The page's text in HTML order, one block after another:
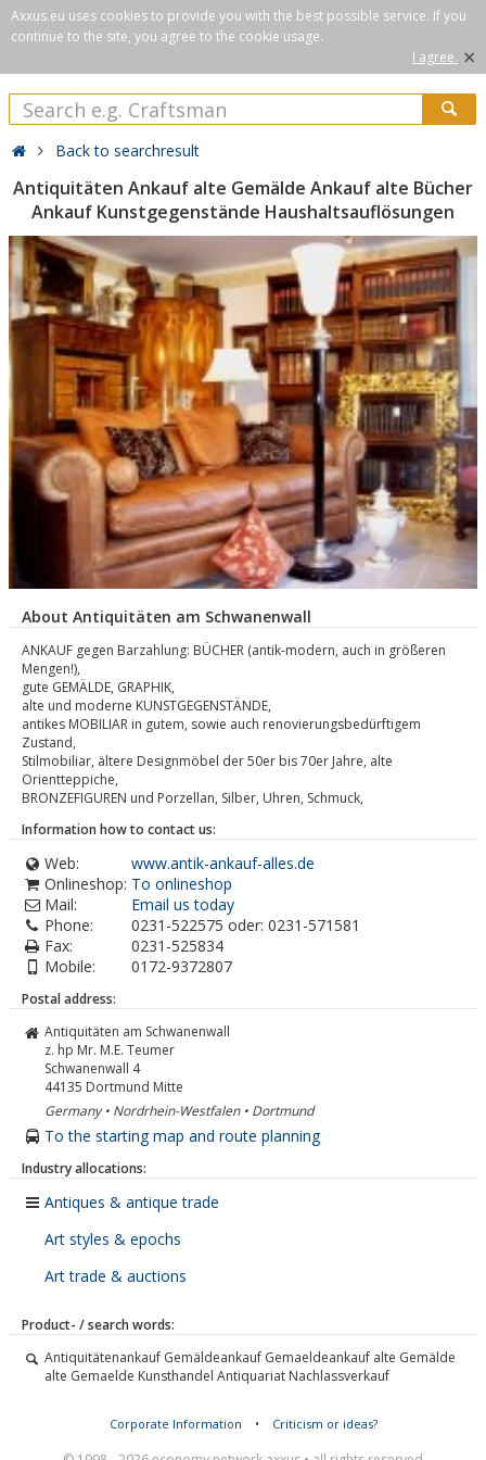
Axxus.eu uses cookies to provide you with the best possible service. If you
continue to the site, you agree to the cookie usage.
I agree. ×
Back to searchresult
Antiquitäten Ankauf alte Gemälde Ankauf alte Bücher
Ankauf Kunstgegenstände Haushaltsauflösungen
About Antiquitäten am Schwanenwall
ANKAUF gegen Barzahlung: BÜCHER (antik-modern, auch in größeren
Mengen!),
gute GEMÄLDE, GRAPHIK,
alte und moderne KUNSTGEGENSTÄNDE,
antikes MOBILIAR in gutem, sowie auch renovierungsbedürftigem
Zustand,
Stilmobiliar, ältere Designmöbel der 50er bis 70er Jahre, alte
Orientteppiche,
BRONZEFIGUREN und Porzellan, Silber, Uhren, Schmuck,
Information how to contact us:
Web:
www.antik-ankauf-alles.de
Onlineshop: To onlineshop
Mail:
Email us today
Phone:
0231-522575 oder: 0231-571581
Fax:
0231-525834
Mobile:
0172-9372807
Postal address:
Antiquitäten am Schwanenwall
z. hp Mr. M.E. Teumer
Schwanenwall 4
44135 Dortmund Mitte
Germany • Nordrhein-Westfalen • Dortmund
To the starting map and route planning
Industry allocations:
Antiques & antique trade
Art styles & epochs
Art trade & auctions
Product- / search words:
Antiquitätenankauf Gemäldeankauf Gemaeldeankauf alte Gemälde
alte Gemaelde Kunsthandel Antiquariat Nachlassverkauf
Corporate Information • Criticism or ideas?